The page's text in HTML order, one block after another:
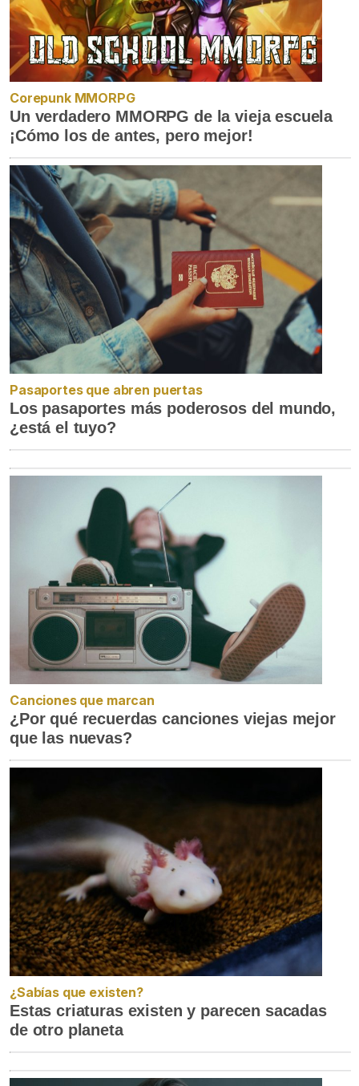
Corepunk MMORPG
Un verdadero MMORPG de la vieja escuela
¡Cómo los de antes, pero mejor!
Pasaportes que abren puertas
Los pasaportes más poderosos del mundo,
¿está el tuyo?
Canciones que marcan
¿Por qué recuerdas canciones viejas mejor
que las nuevas?
¿Sabías que existen?
Estas criaturas existen y parecen sacadas
de otro planeta